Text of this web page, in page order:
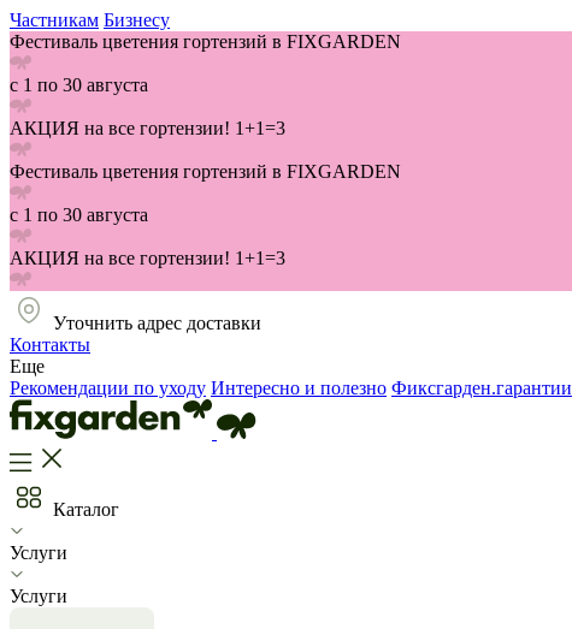
Частникам Бизнесу
Фестиваль цветения гортензий в FIXGARDEN
с 1 по 30 августа
АКЦИЯ на все гортензии! 1+1=3
Фестиваль цветения гортензий в FIXGARDEN
с 1 по 30 августа
АКЦИЯ на все гортензии! 1+1=3
Уточнить адрес доставки
Контакты
Еще
Рекомендации по уходу Интересно и полезно Фиксгарден.гарантии
Каталог
Услуги
Услуги